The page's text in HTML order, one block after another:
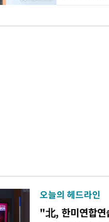
오늘의 헤드라인
"北, 한미연합연